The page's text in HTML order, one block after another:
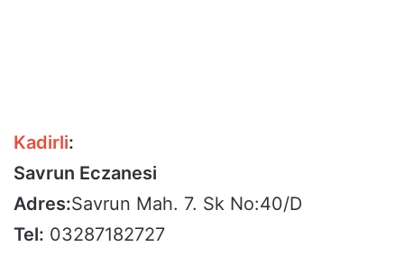
Kadirli:
Savrun Eczanesi
Adres:Savrun Mah. 7. Sk No:40/D
Tel: 03287182727